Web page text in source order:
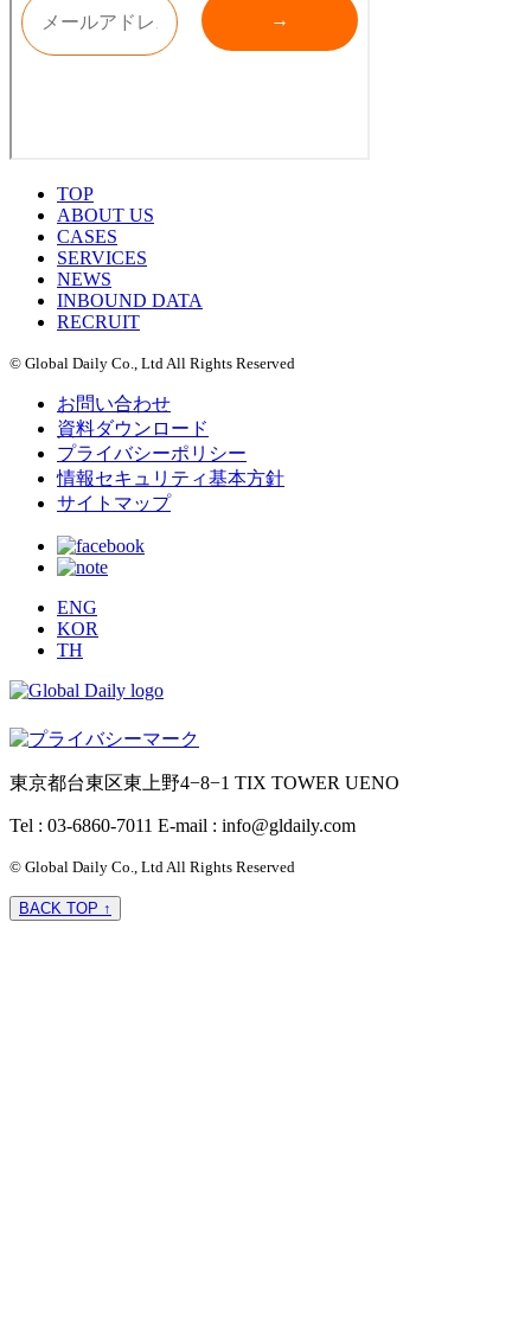
TOP
ABOUT US
CASES
SERVICES
NEWS
INBOUND DATA
RECRUIT
© Global Daily Co., Ltd All Rights Reserved
お問い合わせ
資料ダウンロード
プライバシーポリシー
情報セキュリティ基本方針
サイトマップ
ENG
KOR
TH
東京都台東区東上野4−8−1 TIX TOWER UENO
Tel : 03-6860-7011 E-mail : info@gldaily.com
© Global Daily Co., Ltd All Rights Reserved
BACK TOP ↑